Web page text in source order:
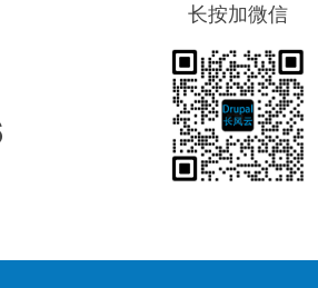
长按加微信